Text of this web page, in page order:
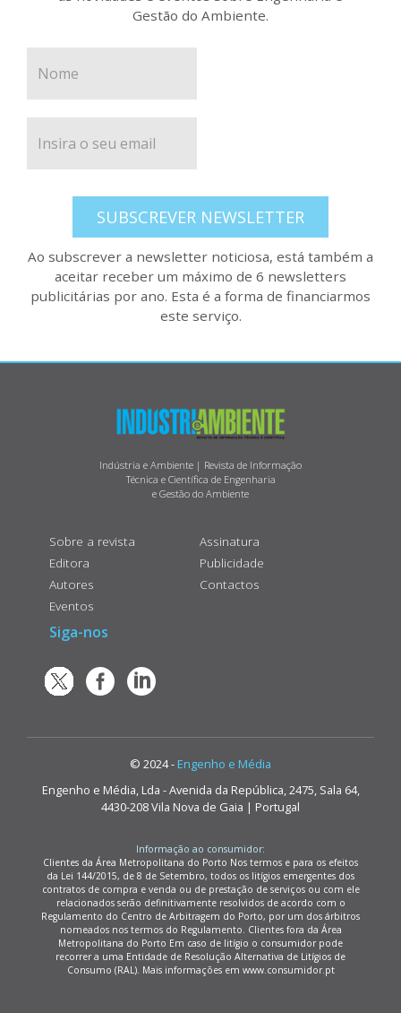
Gestão do Ambiente.
SUBSCREVER NEWSLETTER
Ao subscrever a newsletter noticiosa, está também a
aceitar receber um máximo de 6 newsletters
publicitárias por ano. Esta é a forma de financiarmos
este serviço.
Indústria e Ambiente | Revista de Informação
Técnica e Científica de Engenharia
e Gestão do Ambiente
Sobre a revista
Editora
Autores
Eventos
Assinatura
Publicidade
Contactos
Siga-nos
© 2024 - Engenho e Média
Engenho e Média, Lda - Avenida da República, 2475, Sala 64,
4430-208 Vila Nova de Gaia | Portugal
Informação ao consumidor:
Clientes da Área Metropolitana do Porto Nos termos e para os efeitos
da Lei 144/2015, de 8 de Setembro, todos os litígios emergentes dos
contratos de compra e venda ou de prestação de serviços ou com ele
relacionados serão definitivamente resolvidos de acordo com o
Regulamento do Centro de Arbitragem do Porto, por um dos árbitros
nomeados nos termos do Regulamento. Clientes fora da Área
Metropolitana do Porto Em caso de litígio o consumidor pode
recorrer a uma Entidade de Resolução Alternativa de Litígios de
Consumo (RAL). Mais informações em www.consumidor.pt